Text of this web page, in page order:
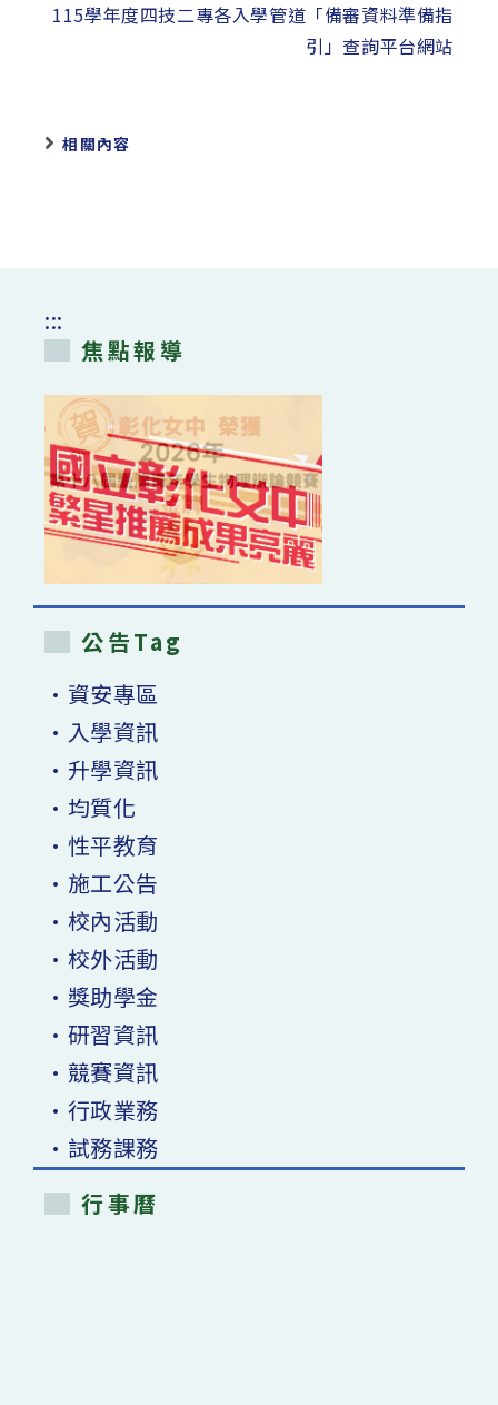
115學年度四技二專各入學管道「備審資料準備指
引」查詢平台網站
相關內容
:::
焦點報導
公告Tag
•資安專區
•入學資訊
•升學資訊
•均質化
•性平教育
•施工公告
•校內活動
•校外活動
•獎助學金
•研習資訊
•競賽資訊
•行政業務
•試務課務
行事曆